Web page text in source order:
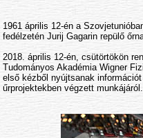
1961 április 12-én a
fedélzetén Jurij Gagarin repülő
2018. április 12-én, csütörtökön
Tudományos Akadémia Wigner
első kézből nyújtsanak
űrprojektekben végzett munkájáról.